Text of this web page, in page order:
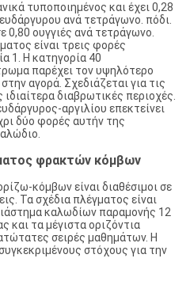
τυποποιημένος και έχει 0,28
ανά τετράγωνο. πόδι.
0,80 ουγγιές ανά τετράγωνο.
είναι τρεις φορές
1. Η κατηγορία 40
παρέχει τον υψηλότερο
αγορά. Σχεδιάζεται για τις
διαβρωτικές περιοχές.
αργιλίου επεκτείνει
δύο φορές αυτήν της
φρακτών κόμβων
κόμβων είναι διαθέσιμοι σε
Τα σχέδια πλέγματος είναι
καλωδίων παραμονής 12
και τα μέγιστα οριζόντια
σειρές μαθημάτων. Η
στόχους για την